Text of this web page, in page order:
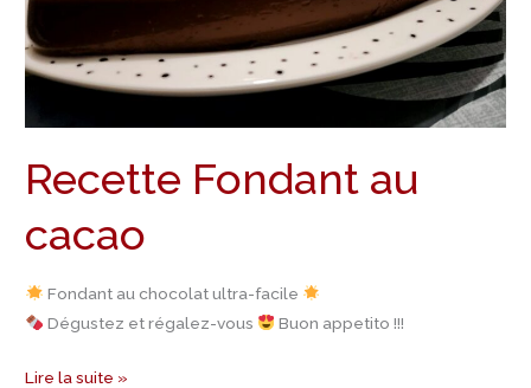
Recette Fondant au
cacao
Fondant au chocolat ultra-facile
Dégustez et régalez-vous
Buon appetito !!!
Lire la suite »